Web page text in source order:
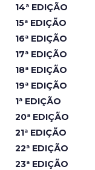
14ª EDIÇÃO
15ª EDIÇÃO
16ª EDIÇÃO
17ª EDIÇÃO
18ª EDIÇÃO
19ª EDIÇÃO
1ª EDIÇÃO
20ª EDIÇÃO
21ª EDIÇÃO
22ª EDIÇÃO
23ª EDIÇÃO